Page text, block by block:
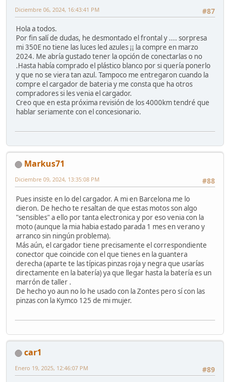
#87
Diciembre 06, 2024, 16:43:41 PM
Hola a todos.
Por fin salí de dudas, he desmontado el frontal y .... sorpresa
mi 350E no tiene las luces led azules ¡¡ la compre en marzo
2024. Me abría gustado tener la opción de conectarlas o no
.Hasta había comprado el plástico blanco por si quería ponerlo
y que no se viera tan azul. Tampoco me entregaron cuando la
compre el cargador de bateria y me consta que ha otros
compradores si les venia el cargador.
Creo que en esta próxima revisión de los 4000km tendré que
hablar seriamente con el concesionario.
Markus71
#88
Diciembre 09, 2024, 13:35:08 PM
Pues insiste en lo del cargador. A mi en Barcelona me lo
dieron. De hecho te resaltan de que estas motos son algo
"sensibles" a ello por tanta electronica y por eso venia con la
moto (aunque la mia habia estado parada 1 mes en verano y
arranco sin ningún problema).
Más aún, el cargador tiene precisamente el correspondiente
conector que coincide con el que tienes en la guantera
derecha (aparte te las típicas pinzas roja y negra que usarías
directamente en la batería) ya que llegar hasta la batería es un
marrón de taller .
De hecho yo aun no lo he usado con la Zontes pero sí con las
pinzas con la Kymco 125 de mi mujer.
car1
#89
Enero 19, 2025, 12:46:07 PM